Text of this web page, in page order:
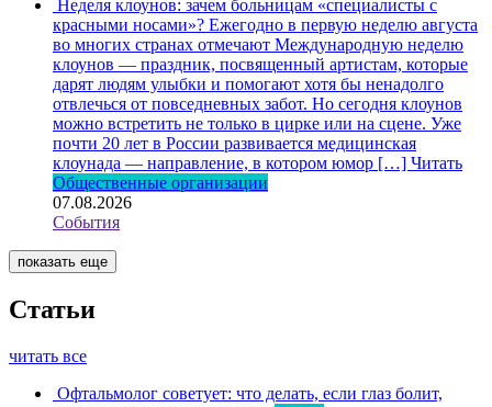
Неделя клоунов: зачем больницам «специалисты с
красными носами»? Ежегодно в первую неделю августа
во многих странах отмечают Международную неделю
клоунов — праздник, посвященный артистам, которые
дарят людям улыбки и помогают хотя бы ненадолго
отвлечься от повседневных забот. Но сегодня клоунов
можно встретить не только в цирке или на сцене. Уже
почти 20 лет в России развивается медицинская
клоунада — направление, в котором юмор […] Читать
Общественные организации
07.08.2026
События
показать еще
Статьи
читать все
Офтальмолог советует: что делать, если глаз болит,